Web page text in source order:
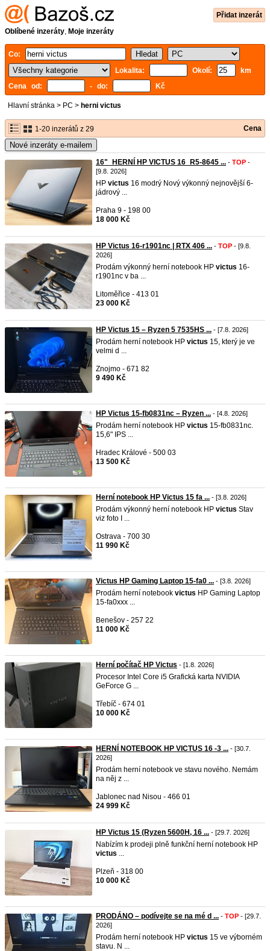
Přidat inzerát
Oblíbené inzeráty, Moje inzeráty
Co:
Lokalita:
Okolí:
km
Cena od:
- do: Kč
Hlavní stránka > PC > herni victus
1-20 inzerátů z 29 Cena
Nové inzeráty e-mailem
16"_HERNÍ HP VICTUS 16_R5-8645 ... - TOP -
[9.8. 2026]
HP victus 16 modrý Nový výkonný nejnovější 6-
jádrový ...
Praha 9 - 198 00
18 000 Kč
HP Victus 16-r1901nc | RTX 406 ... - TOP - [9.8.
2026]
Prodám výkonný herní notebook HP victus 16-
r1901nc v ba ...
Litoměřice - 413 01
23 000 Kč
HP Victus 15 – Ryzen 5 7535HS ... - [7.8. 2026]
Prodám herní notebook HP victus 15, který je ve
velmi d ...
Znojmo - 671 82
9 490 Kč
HP Victus 15-fb0831nc – Ryzen ... - [4.8. 2026]
Prodám herní notebook HP victus 15-fb0831nc.
15,6" IPS ...
Hradec Králové - 500 03
13 500 Kč
Herní notebook HP Victus 15 fa ... - [3.8. 2026]
Prodám výkonný herní notebook HP victus Stav
viz foto I ...
Ostrava - 700 30
11 990 Kč
Victus HP Gaming Laptop 15-fa0 ... - [3.8. 2026]
Prodám herní notebook victus HP Gaming Laptop
15-fa0xxx ...
Benešov - 257 22
11 000 Kč
Herní počítač HP Victus - [1.8. 2026]
Procesor Intel Core i5 Grafická karta NVIDIA
GeForce G ...
Třebíč - 674 01
10 000 Kč
HERNÍ NOTEBOOK HP VICTUS 16 -3 ... - [30.7.
2026]
Prodám herní notebook ve stavu nového. Nemám
na něj z ...
Jablonec nad Nisou - 466 01
24 999 Kč
HP Victus 15 (Ryzen 5600H, 16 ... - [29.7. 2026]
Nabízím k prodeji plně funkční herní notebook HP
victus ...
Plzeň - 318 00
10 000 Kč
PRODÁNO – podívejte se na mé d ... - TOP - [29.7.
2026]
Prodám herní notebook HP victus 15 ve výborném
stavu. N ...